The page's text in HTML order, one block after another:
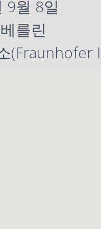
9월 8일
를린
(Fraunhofer